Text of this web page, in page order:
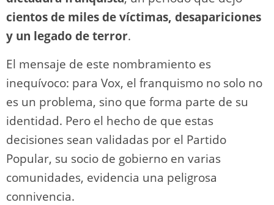
cientos de miles de víctimas, desapariciones
y un legado de terror.
El mensaje de este nombramiento es
inequívoco: para Vox, el franquismo no solo no
es un problema, sino que forma parte de su
identidad. Pero el hecho de que estas
decisiones sean validadas por el Partido
Popular, su socio de gobierno en varias
comunidades, evidencia una peligrosa
connivencia.